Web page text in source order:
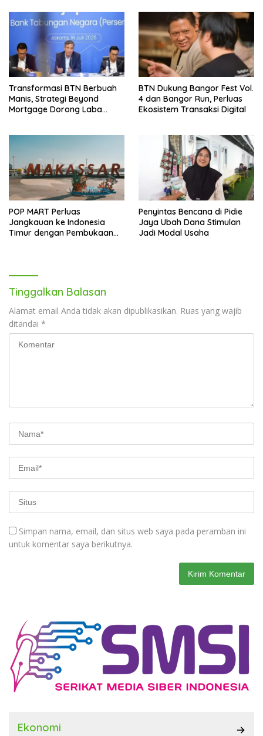
Transformasi BTN Berbuah
Manis, Strategi Beyond
Mortgage Dorong Laba
BTN Dukung Bangor Fest Vol.
4 dan Bangor Run, Perluas
Ekosistem Transaksi Digital
POP MART Perluas
Jangkauan ke Indonesia
Timur dengan Pembukaan
Penyintas Bencana di Pidie
Jaya Ubah Dana Stimulan
Jadi Modal Usaha
Tinggalkan Balasan
Alamat email Anda tidak akan dipublikasikan. Ruas yang wajib
ditandai *
Simpan nama, email, dan situs web saya pada peramban ini
untuk komentar saya berikutnya.
Ekonomi